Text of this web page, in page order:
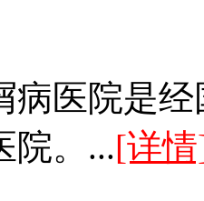
病医院是
院。...[详